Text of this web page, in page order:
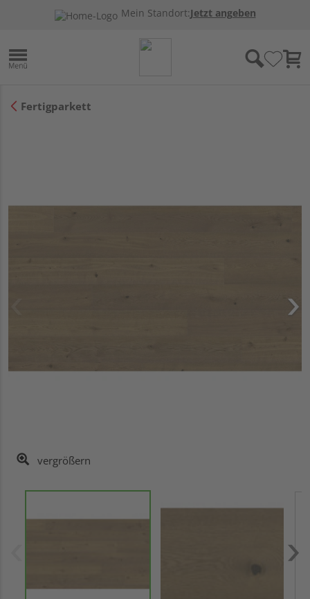
Mein Standort:Jetzt angeben
Fertigparkett
vergrößern